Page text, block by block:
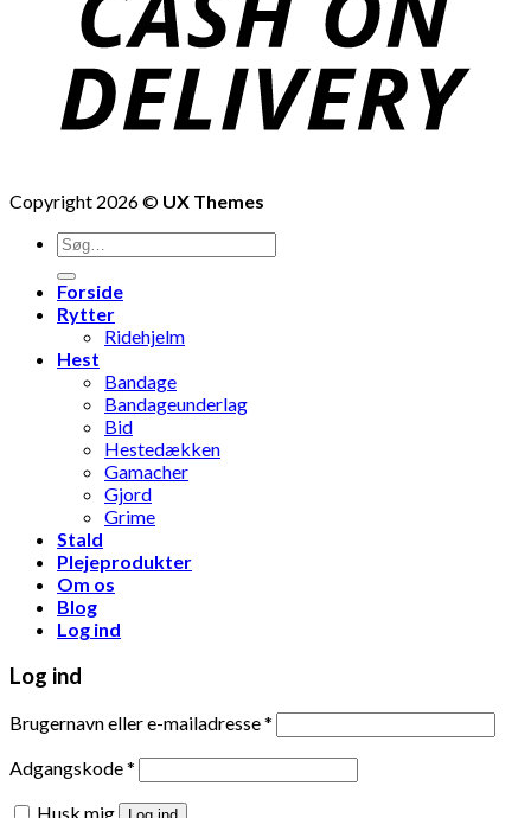
Copyright 2026 © UX Themes
Søg
efter:
Forside
Rytter
Ridehjelm
Hest
Bandage
Bandageunderlag
Bid
Hestedækken
Gamacher
Gjord
Grime
Stald
Plejeprodukter
Om os
Blog
Log ind
Log ind
Brugernavn eller e-mailadresse*
Adgangskode*
Husk mig